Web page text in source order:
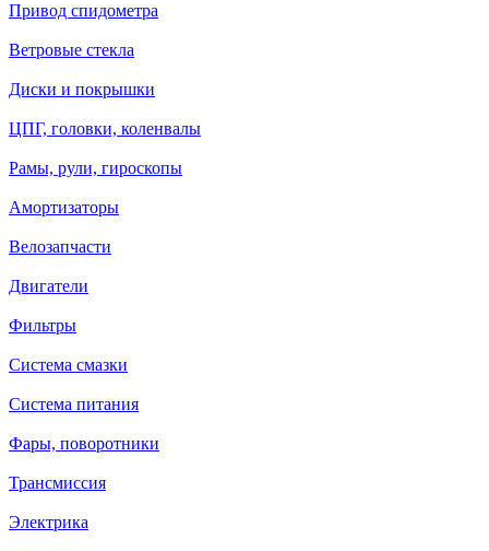
Привод спидометра
Ветровые стекла
Диски и покрышки
ЦПГ, головки, коленвалы
Рамы, рули, гироскопы
Амортизаторы
Велозапчасти
Двигатели
Фильтры
Система смазки
Система питания
Фары, поворотники
Трансмиссия
Электрика